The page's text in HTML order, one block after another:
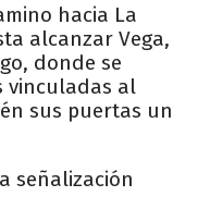
hacia La
alcanzar Vega,
donde se
vinculadas al
sus puertas un
señalización